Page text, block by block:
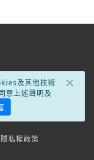
×
及其他技術
意上述聲明及
隱私權政策